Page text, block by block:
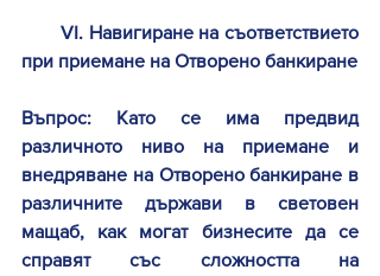
VI. Навигиране на съответствието
при приемане на Отворено банкиране
Въпрос: Като се има предвид
различното ниво на приемане и
внедряване на Отворено банкиране в
различните държави в световен
мащаб, как могат бизнесите да се
справят със сложността на